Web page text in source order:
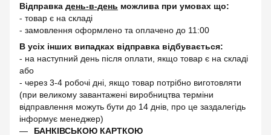
Відправка день-в-день можлива при умовах що:
- товар є на складі
- замовлення оформлено та оплачено до 11:00
В усіх інших випадках відправка відбувається:
- на наступний день після оплати, якщо товар є на складі
або
- через 3-4 робочі дні, якщо товар потрібно виготовляти
(при великому завантажені виробництва терміни
відправлення можуть бути до 14 днів, про це заздалегідь
інформує менеджер)
БАНКІВСЬКОЮ КАРТКОЮ